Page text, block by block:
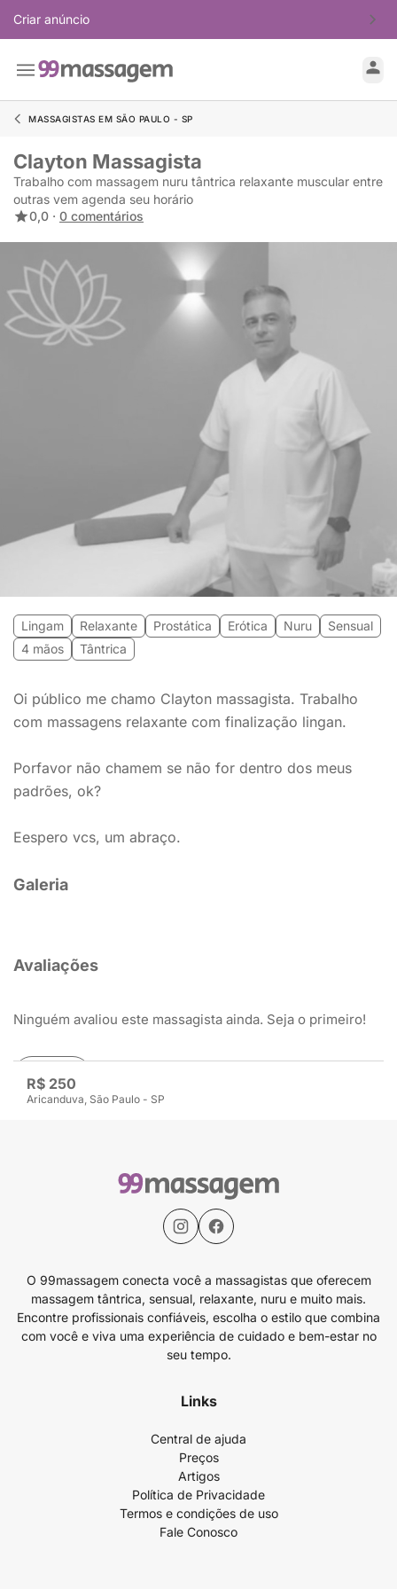
Criar anúncio
MASSAGISTAS EM SÃO PAULO - SP
Clayton Massagista
Trabalho com massagem nuru tântrica relaxante muscular entre
outras vem agenda seu horário
0,0 · 0 comentários
R$ 250
Aricanduva, São Paulo - SP
Lingam Relaxante Prostática Erótica Nuru
Sensual
4 mãos
Tântrica
Oi público me chamo Clayton massagista. Trabalho
com massagens relaxante com finalização lingan.
Porfavor não chamem se não for dentro dos meus
padrões, ok?
Eespero vcs, um abraço.
Galeria
Avaliações
Ninguém avaliou este massagista ainda. Seja o primeiro!
Avaliar
O 99massagem conecta você a massagistas que oferecem
massagem tântrica, sensual, relaxante, nuru e muito mais.
Encontre profissionais confiáveis, escolha o estilo que combina
com você e viva uma experiência de cuidado e bem-estar no
seu tempo.
Links
Central de ajuda
Preços
Artigos
Política de Privacidade
Termos e condições de uso
Fale Conosco